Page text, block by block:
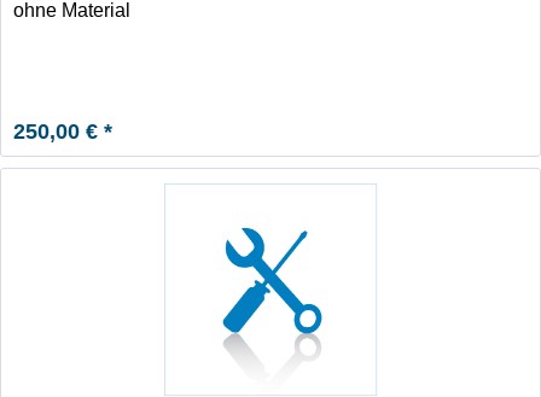
ohne Material
250,00 € *